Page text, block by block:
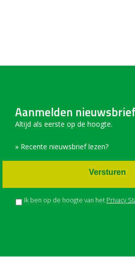
Aanmelden nieuwsbrief
Altijd als eerste op de hoogte.
» Recente nieuwsbrief lezen?
Ik ben op de hoogte van het Privacy
Versturen